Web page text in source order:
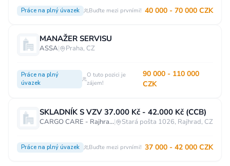
Práce na plný úvazek Buďte mezi prvními! 40 000 - 70 000 CZK
MANAŽER SERVISU
ASSA| Praha, CZ
Práce na plný
úvazek
O tuto pozici je
zájem!
90 000 - 110 000
CZK
SKLADNÍK S VZV 37.000 Kč - 42.000 Kč (CCB)
CARGO CARE - Rajhrad (Brno)| Stará pošta 1026, Rajhrad, CZ
Práce na plný úvazek Buďte mezi prvními! 37 000 - 42 000 CZK